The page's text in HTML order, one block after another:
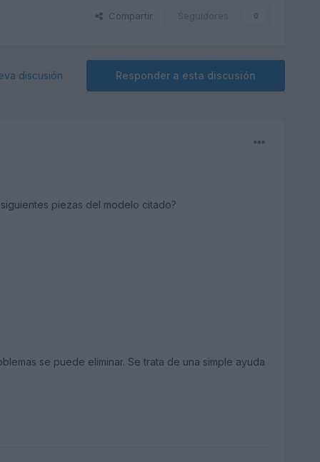
Compartir Seguidores 0
Responder a esta discusión
discusión
piezas del modelo citado?
se puede eliminar. Se trata de una simple ayuda